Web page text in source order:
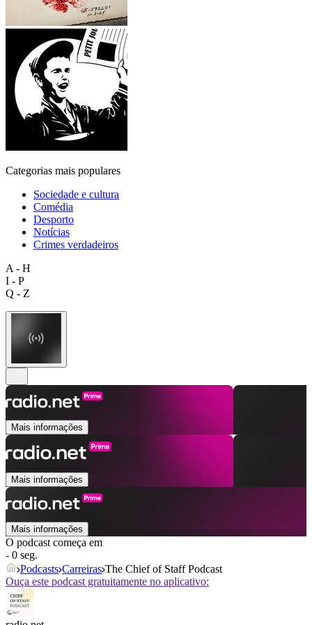
Categorias mais populares
Sociedade e cultura
Comédia
Desporto
Notícias
Crimes verdadeiros
A - H
I - P
Q - Z
Mais informações
Mais informações
Mais informações
O podcast começa em
- 0 seg.
Podcasts Carreiras The Chief of Staff Podcast
Ouça este podcast gratuitamente no aplicativo: